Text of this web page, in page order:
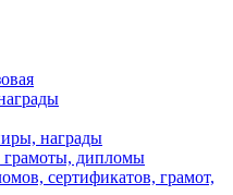
награды
грамоты, дипломы
сертификатов, грамот,